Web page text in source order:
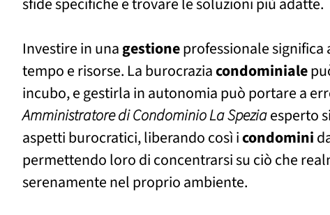
Investire in unagestioneprofessionale
tempo e risorse. La burocraziacondominiale
incubo, e gestirla in autonomia può portare a
Amministratore di Condominio La Speziaesperto
aspetti burocratici, liberando così icondomini
permettendo loro di concentrarsi su ciò che
serenamente nel proprio ambiente.